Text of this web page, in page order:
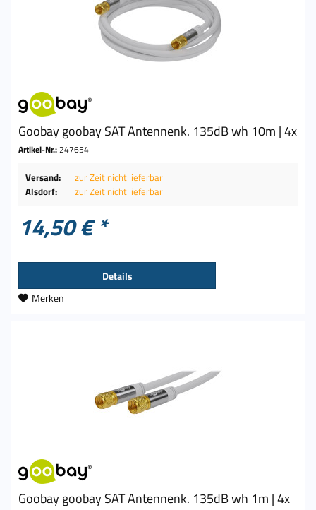
Goobay goobay SAT Antennenk. 135dB wh 10m | 4x
Artikel-Nr.:247654
Versand:
zur Zeit nicht lieferbar
Alsdorf:
zur Zeit nicht lieferbar
14,50 € *
Details
Merken
Goobay goobay SAT Antennenk. 135dB wh 1m | 4x